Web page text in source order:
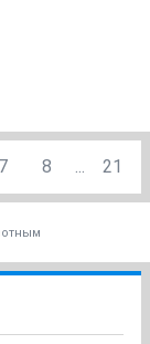
7 8 ... 21